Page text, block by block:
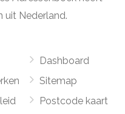
uit Nederland.
Dashboard
Sitemap
Postcode kaart